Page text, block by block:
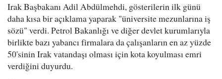
Irak Başbakanı Adil Abdülmehdi, gösterilerin ilk günü
daha kısa bir açıklama yaparak "üniversite mezunlarına iş
sözü" verdi. Petrol Bakanlığı ve diğer devlet kurumlarıyla
birlikte bazı yabancı firmalara da çalışanların en az yüzde
50'sinin Irak vatandaşı olması için kota koyulması emri
verdiğini duyurdu.